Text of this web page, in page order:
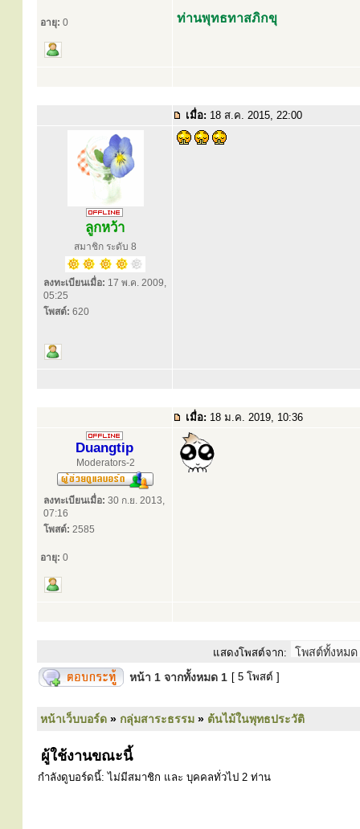
อายุ: 0 ท่านพุทธทาสภิกขุ
เมื่อ: 18 ส.ค. 2015, 22:00
ลูกหว้า
สมาชิก ระดับ 8
ลงทะเบียนเมื่อ: 17 พ.ค. 2009,
05:25
โพสต์: 620
เมื่อ: 18 ม.ค. 2019, 10:36
Duangtip
Moderators-2
ลงทะเบียนเมื่อ: 30 ก.ย. 2013,
07:16
โพสต์: 2585
อายุ: 0
แสดงโพสต์จาก:
หน้า 1 จากทั้งหมด 1 [ 5 โพสต์ ]
หน้าเว็บบอร์ด » กลุ่มสาระธรรม » ต้นไม้ในพุทธประวัติ
ผู้ใช้งานขณะนี้
กำลังดูบอร์ดนี้: ไม่มีสมาชิก และ บุคคลทั่วไป 2 ท่าน